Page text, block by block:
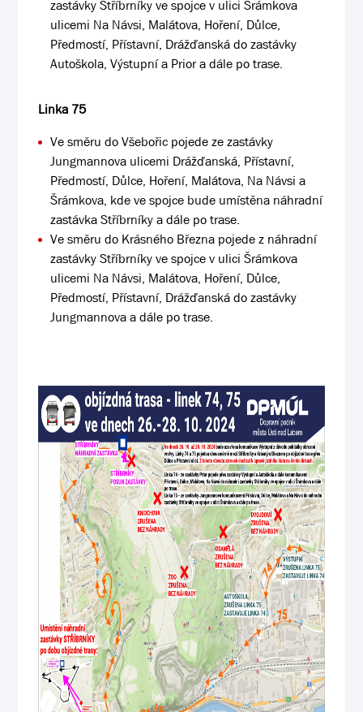
zastávky Stříbrníky ve spojce v ulici Šrámkova
ulicemi Na Návsi, Malátova, Hoření, Důlce,
Předmostí, Přístavní, Drážďanská do zastávky
Autoškola, Výstupní a Prior a dále po trase.
Linka 75
Ve směru do Všebořic pojede ze zastávky
Jungmannova ulicemi Drážďanská, Přístavní,
Předmostí, Důlce, Hoření, Malátova, Na Návsi a
Šrámkova, kde ve spojce bude umístěna náhradní
zastávka Stříbrníky a dále po trase.
Ve směru do Krásného Března pojede z náhradní
zastávky Stříbrníky ve spojce v ulici Šrámkova
ulicemi Na Návsi, Malátova, Hoření, Důlce,
Předmostí, Přístavní, Drážďanská do zastávky
Jungmannova a dále po trase.